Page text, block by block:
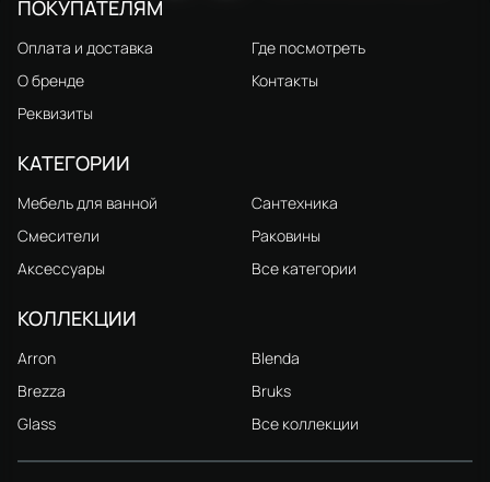
ПОКУПАТЕЛЯМ
Оплата и доставка
Где посмотреть
О бренде
Контакты
Реквизиты
КАТЕГОРИИ
Мебель для ванной
Сантехника
Смесители
Раковины
Аксессуары
Все категории
КОЛЛЕКЦИИ
Arron
Blenda
Brezza
Bruks
Glass
Все коллекции